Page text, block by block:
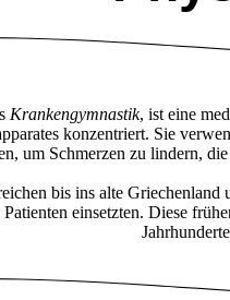
Krankengymnastik, ist eine
konzentriert. Sie
um Schmerzen zu lindern,
bis ins alte
einsetzten. Diese